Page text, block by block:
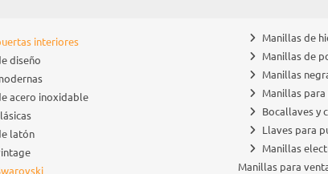
interiores
diseño
acero inoxidable
latón
Manillas de
Manillas de
Manillas
Manillas
Bocallaves y
Llaves para
Manillas
Manillas para